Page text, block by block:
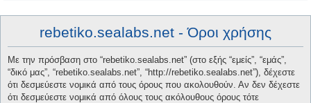
rebetiko.sealabs.net - Όροι χρήσης
Με την πρόσβαση στο “rebetiko.sealabs.net” (στο εξής “εμείς”, “εμάς”,
“δικό μας”, “rebetiko.sealabs.net”, “http://rebetiko.sealabs.net”), δέχεστε
ότι δεσμεύεστε νομικά από τους όρους που ακολουθούν. Αν δεν δέχεστε
ότι δεσμεύεστε νομικά από όλους τους ακόλουθους όρους τότε